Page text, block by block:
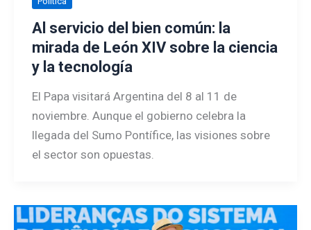
Al servicio del bien común: la
mirada de León XIV sobre la ciencia
y la tecnología
El Papa visitará Argentina del 8 al 11 de
noviembre. Aunque el gobierno celebra la
llegada del Sumo Pontífice, las visiones sobre
el sector son opuestas.